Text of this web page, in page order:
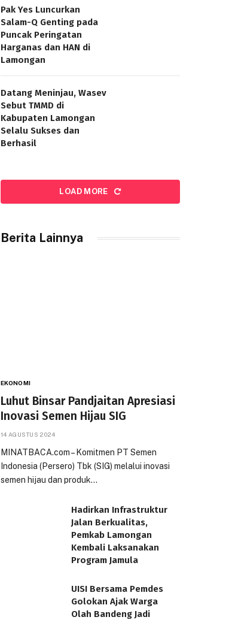
Pak Yes Luncurkan
Salam-Q Genting pada
Puncak Peringatan
Harganas dan HAN di
Lamongan
Datang Meninjau, Wasev
Sebut TMMD di
Kabupaten Lamongan
Selalu Sukses dan
Berhasil
LOAD MORE
Berita Lainnya
EKONOMI
Luhut Binsar Pandjaitan Apresiasi
Inovasi Semen Hijau SIG
14 AGUSTUS 2024
MINATBACA.com – Komitmen PT Semen
Indonesia (Persero) Tbk (SIG) melalui inovasi
semen hijau dan produk…
Hadirkan Infrastruktur
Jalan Berkualitas,
Pemkab Lamongan
Kembali Laksanakan
Program Jamula
UISI Bersama Pemdes
Golokan Ajak Warga
Olah Bandeng Jadi